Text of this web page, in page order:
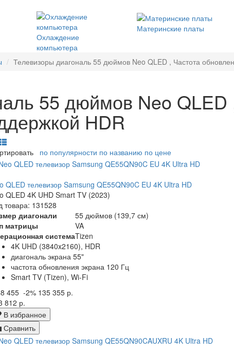
Охлаждение
компьютера
Материнские платы
Телевизоры диагональ 55 дюймов Neo QLED , Частота
55 дюймов Neo QLED
HDR
по популярности по названию по цене
QLED телевизор Samsung QE55QN90C EU 4K Ultra HD
QLED 4K UHD Smart TV (2023)
товара: 131528
диагонали
55 дюймов (139,7 см)
матрицы
VA
системаTizen
4K UHD (3840x2160), HDR
диагональ экрана 55"
частота обновления экрана 120 Гц
Smart TV (Tizen), Wi-Fi
455 -2% 135 355 р.
812 р.
В избранное
Сравнить